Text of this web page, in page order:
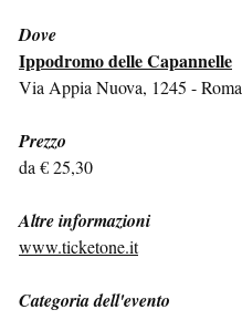
Dove
Ippodromo delle Capannelle
Via Appia Nuova, 1245 - Roma
Prezzo
da € 25,30
Altre informazioni
www.ticketone.it
Categoria dell'evento